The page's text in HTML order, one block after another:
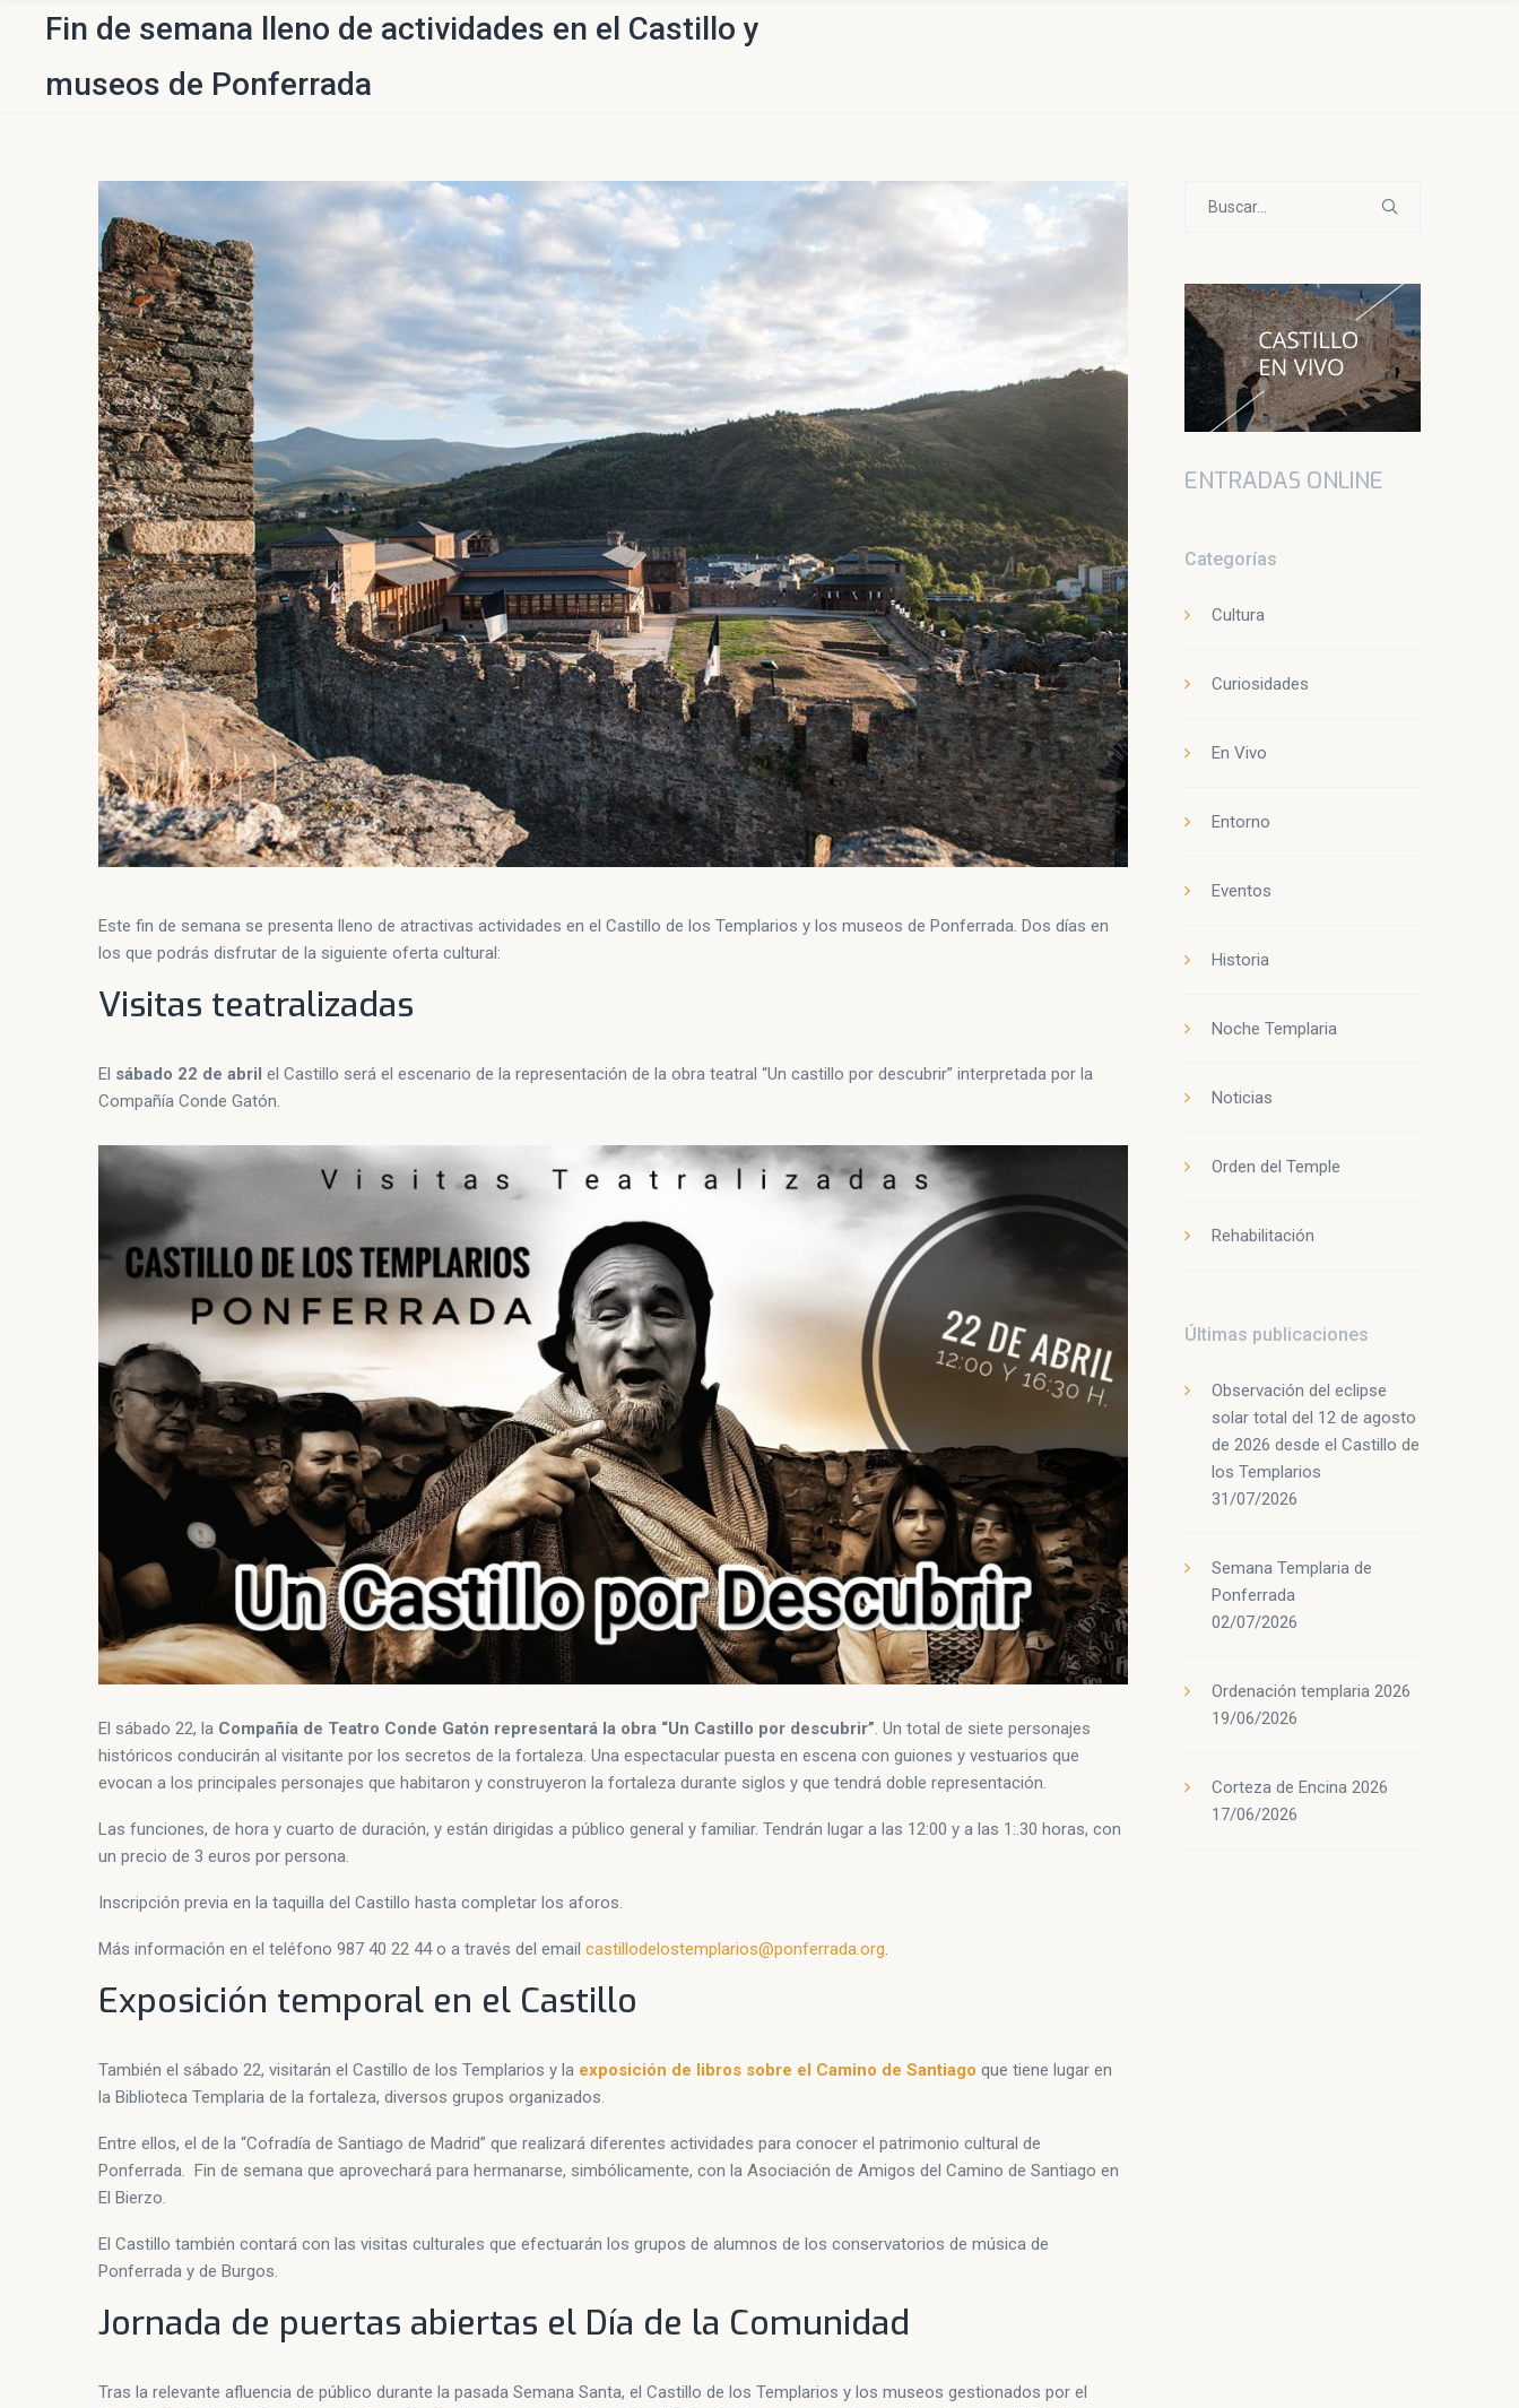
Fin de semana lleno de actividades en el Castillo y
museos de Ponferrada
Este fin de semana se presenta lleno de atractivas actividades en el Castillo de los Templarios y los museos de Ponferrada. Dos días en
los que podrás disfrutar de la siguiente oferta cultural:
Visitas teatralizadas
El sábado 22 de abril el Castillo será el escenario de la representación de la obra teatral “Un castillo por descubrir” interpretada por la
Compañía Conde Gatón.
El sábado 22, la Compañía de Teatro Conde Gatón representará la obra “Un Castillo por descubrir”. Un total de siete personajes
históricos conducirán al visitante por los secretos de la fortaleza. Una espectacular puesta en escena con guiones y vestuarios que
evocan a los principales personajes que habitaron y construyeron la fortaleza durante siglos y que tendrá doble representación.
Las funciones, de hora y cuarto de duración, y están dirigidas a público general y familiar. Tendrán lugar a las 12:00 y a las 1:.30 horas, con
un precio de 3 euros por persona.
Inscripción previa en la taquilla del Castillo hasta completar los aforos.
Más información en el teléfono 987 40 22 44 o a través del email castillodelostemplarios@ponferrada.org.
Exposición temporal en el Castillo
También el sábado 22, visitarán el Castillo de los Templarios y la exposición de libros sobre el Camino de Santiago que tiene lugar en
la Biblioteca Templaria de la fortaleza, diversos grupos organizados.
Entre ellos, el de la “Cofradía de Santiago de Madrid” que realizará diferentes actividades para conocer el patrimonio cultural de
Ponferrada. Fin de semana que aprovechará para hermanarse, simbólicamente, con la Asociación de Amigos del Camino de Santiago en
El Bierzo.
El Castillo también contará con las visitas culturales que efectuarán los grupos de alumnos de los conservatorios de música de
Ponferrada y de Burgos.
Jornada de puertas abiertas el Día de la Comunidad
Tras la relevante afluencia de público durante la pasada Semana Santa, el Castillo de los Templarios y los museos gestionados por el
ENTRADAS ONLINE
Categorías
Cultura
Curiosidades
En Vivo
Entorno
Eventos
Historia
Noche Templaria
Noticias
Orden del Temple
Rehabilitación
Últimas publicaciones
Observación del eclipse
solar total del 12 de agosto
de 2026 desde el Castillo de
los Templarios
31/07/2026
Semana Templaria de
Ponferrada
02/07/2026
Ordenación templaria 2026
19/06/2026
Corteza de Encina 2026
17/06/2026